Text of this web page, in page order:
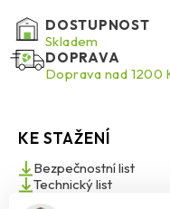
DOSTUPNOST
Skladem
DOPRAVA
Doprava nad 1200
KE STAŽENÍ
Bezpečnostní list
Technický list